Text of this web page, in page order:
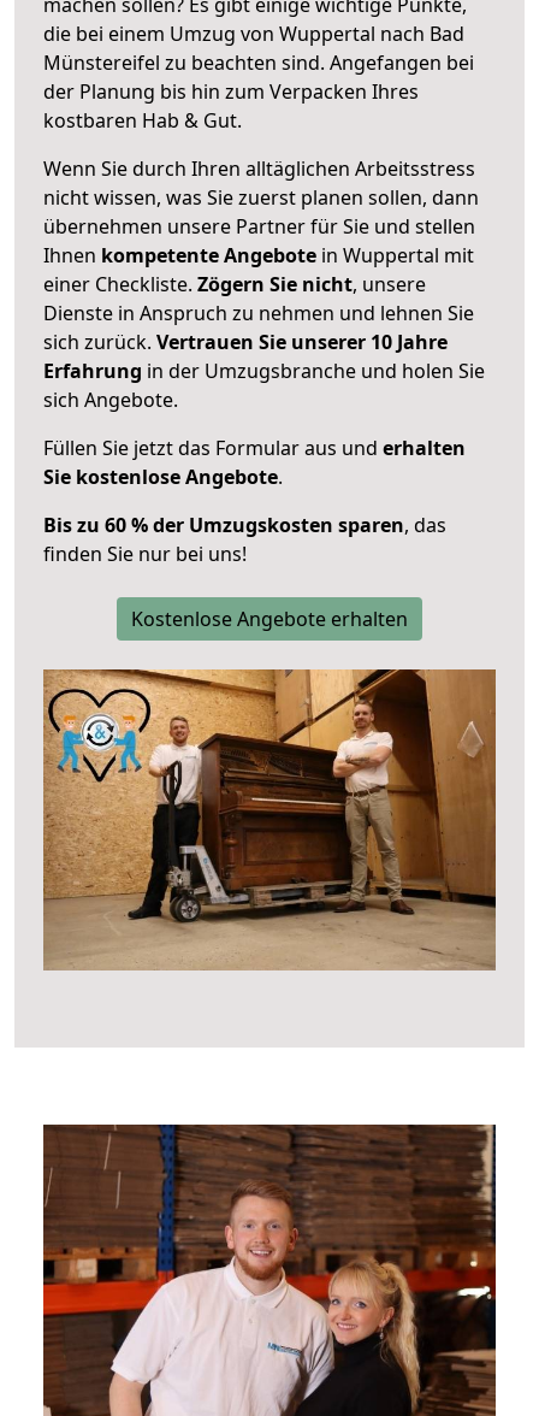
die bei einem Umzug von Wuppertal nach Bad
Münstereifel zu beachten sind. Angefangen bei
der Planung bis hin zum Verpacken Ihres
kostbaren Hab & Gut.
Wenn Sie durch Ihren alltäglichen Arbeitsstress
nicht wissen, was Sie zuerst planen sollen, dann
übernehmen unsere Partner für Sie und stellen
Ihnen kompetente Angebote in Wuppertal mit
einer Checkliste. Zögern Sie nicht, unsere
Dienste in Anspruch zu nehmen und lehnen Sie
sich zurück. Vertrauen Sie unserer 10 Jahre
Erfahrung in der Umzugsbranche und holen Sie
sich Angebote.
Füllen Sie jetzt das Formular aus und erhalten
Sie kostenlose Angebote.
Bis zu 60 % der Umzugskosten sparen, das
finden Sie nur bei uns!
Kostenlose Angebote erhalten